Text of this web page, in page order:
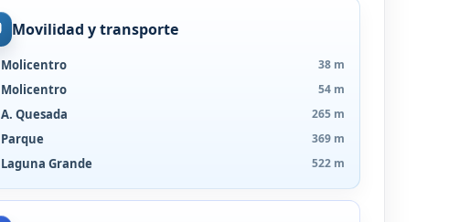
Movilidad y transporte
Molicentro 38 m
Molicentro 54 m
A. Quesada 265 m
Parque 369 m
Laguna Grande 522 m